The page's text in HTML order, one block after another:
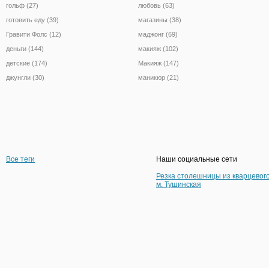
гольф (27)
готовить еду (39)
Гравити Фолс (12)
деньги (144)
детские (174)
джунгли (30)
любовь (63)
магазины (38)
маджонг (69)
макияж (102)
Макияж (147)
маникюр (21)
Все теги
Наши социальные сети
Резка столешницы из
м. Тушинская